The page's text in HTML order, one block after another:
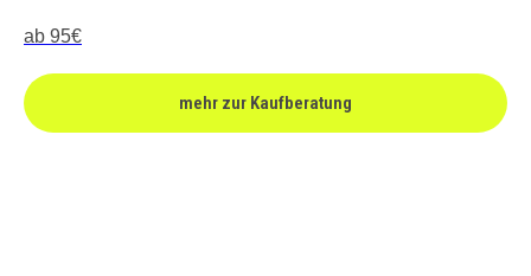
ab 95€
mehr zur Kaufberatung